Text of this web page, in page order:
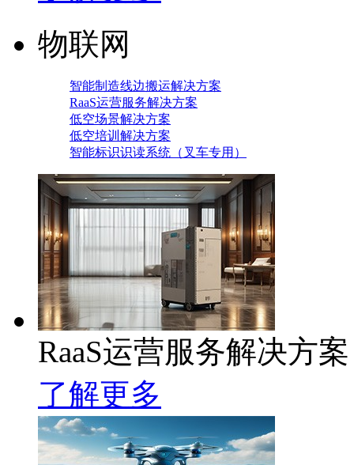
物联网
智能制造线边搬运解决方案
RaaS运营服务解决方案
低空场景解决方案
低空培训解决方案
智能标识识读系统（叉车专用）
RaaS运营服务解决方案
了解更多